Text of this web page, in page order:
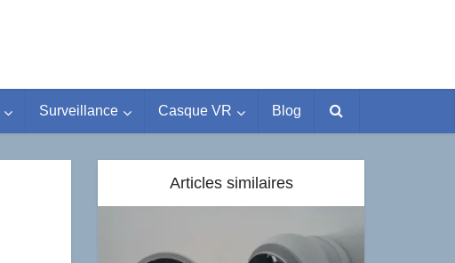
Surveillance Casque VR Blog
Articles similaires